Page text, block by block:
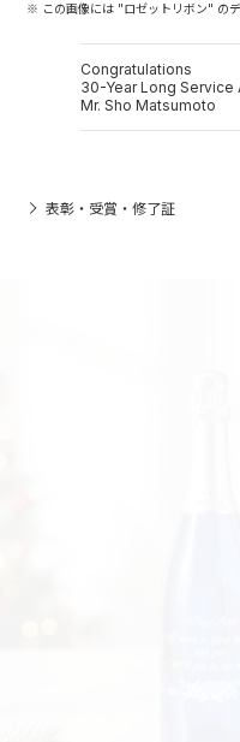
※ この画像には "ロゼットリボン" のデ
Congratulations
30-Year Long Service
Mr. Sho Matsumoto
表彰・受賞・修了証